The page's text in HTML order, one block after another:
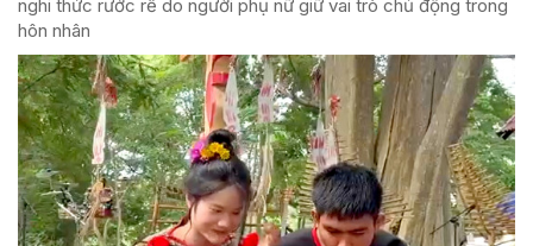
nghi thức rước rể do người phụ nữ giữ vai trò chủ động trong
hôn nhân